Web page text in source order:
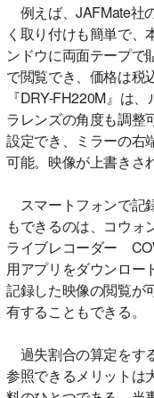
例えば、JAFMate社
く取り付けも簡単で、
ンドウに両面テープで
で閲覧でき、価格は税
『DRY-FH220M』は
ラレンズの角度も調整
設定でき、ミラーの右
可能。映像が上書きさ
スマートフォンで記
もできるのは、コウォ
ライブレコーダー
用アプリをダウンロー
記録した映像の閲覧が
有することもできる。
過失割合の算定をす
参照できるメリットは